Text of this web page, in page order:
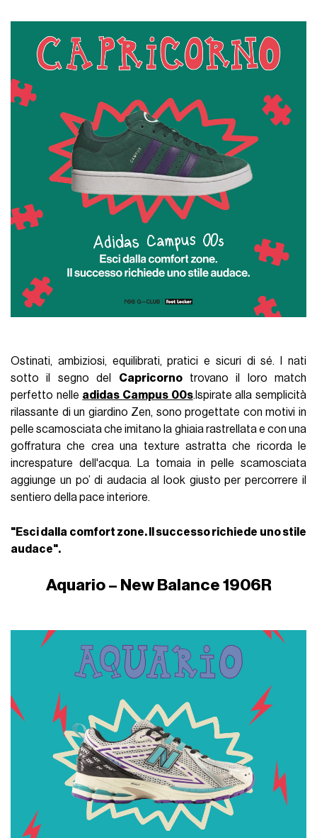
Ostinati, ambiziosi, equilibrati, pratici e sicuri di sé. I nati
sotto il segno del Capricornotrovano il loro match
perfetto nelle adidas Campus 00s.Ispirate alla semplicità
rilassante di un giardino Zen, sono progettate con motivi in
pelle scamosciata che imitano la ghiaia rastrellata e con una
goffratura che crea una texture astratta che ricorda le
increspature dell'acqua. La tomaia in pelle scamosciata
aggiunge un po’ di audacia al look giusto per percorrere il
sentiero della pace interiore.
"Esci dalla comfort zone. Il successo richiede uno stile
audace".
Aquario – New Balance 1906R